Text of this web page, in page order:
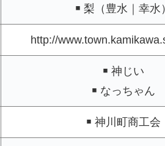
￭ 梨（豊水｜幸水）
http://
￭ 神じい
￭ なっちゃん
￭ 神川町商工会